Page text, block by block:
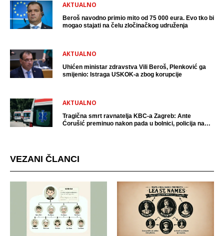
AKTUALNO
Beroš navodno primio mito od 75 000 eura. Evo tko bi
mogao stajati na čelu zločinačkog udruženja
AKTUALNO
Uhićen ministar zdravstva Vili Beroš, Plenković ga
smijenio: Istraga USKOK-a zbog korupcije
AKTUALNO
Tragična smrt ravnatelja KBC-a Zagreb: Ante
Ćorušić preminuo nakon pada u bolnici, policija na
VEZANI ČLANCI